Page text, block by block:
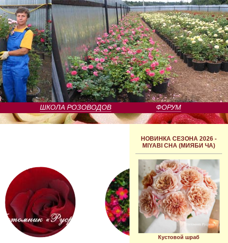
ШКОЛА РОЗОВОДОВ ФОРУМ
НОВИНКА СЕЗОНА 2026 -
MIYABI CHA (МИЯБИ ЧА)
Кустовой шраб